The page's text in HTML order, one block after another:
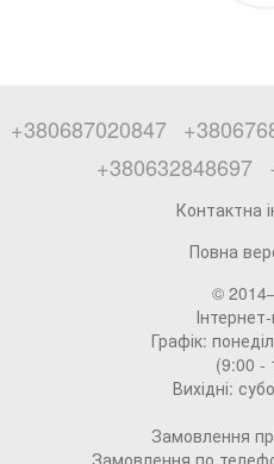
+380687020847
+380632848697
Контактна
Повна
©
Графік:
(9:00 -
Вихідні:
Замовлення
Замовлення по